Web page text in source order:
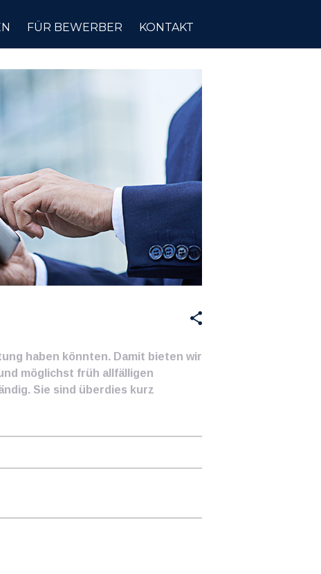
FÜR BEWERBER KONTAKT
haben könnten. Damit bieten wir
möglichst früh allfälligen
Sie sind überdies kurz